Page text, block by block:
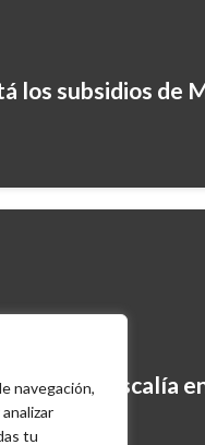
navegación,
tu
los subsidios de
de la fiscalía